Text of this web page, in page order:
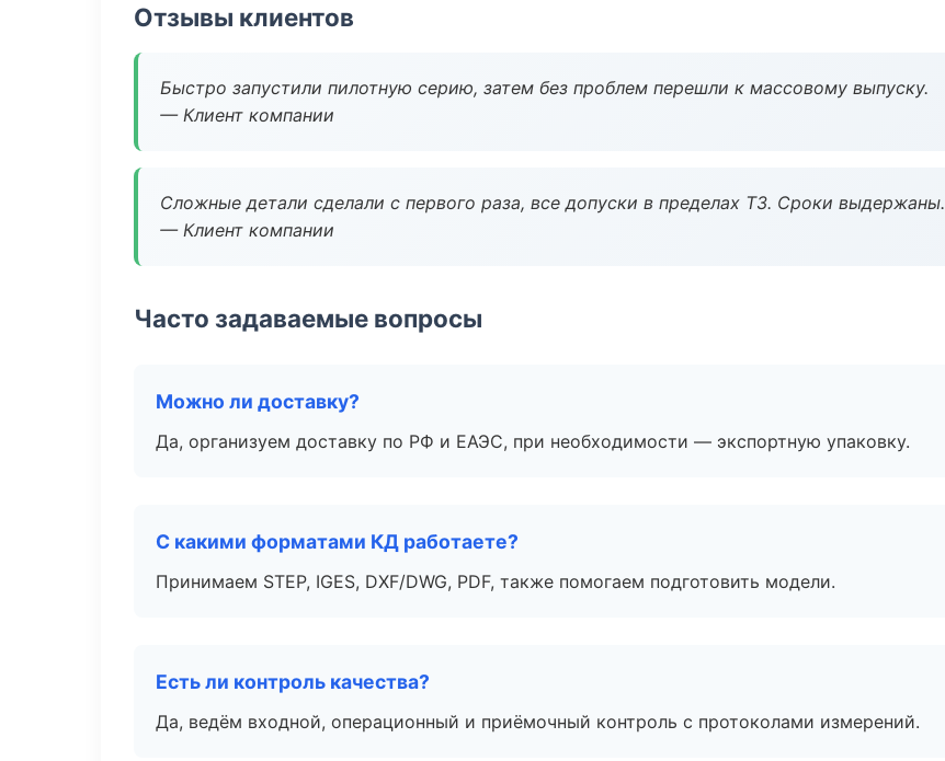
Отзывы клиентов
Быстро запустили пилотную серию, затем без проблем перешли к массовому выпуску.
— Клиент компании
Сложные детали сделали с первого раза, все допуски в пределах ТЗ. Сроки выдержаны.
— Клиент компании
Часто задаваемые вопросы
Можно ли доставку?
Да, организуем доставку по РФ и ЕАЭС, при необходимости — экспортную упаковку.
С какими форматами КД работаете?
Принимаем STEP, IGES, DXF/DWG, PDF, также помогаем подготовить модели.
Есть ли контроль качества?
Да, ведём входной, операционный и приёмочный контроль с протоколами измерений.